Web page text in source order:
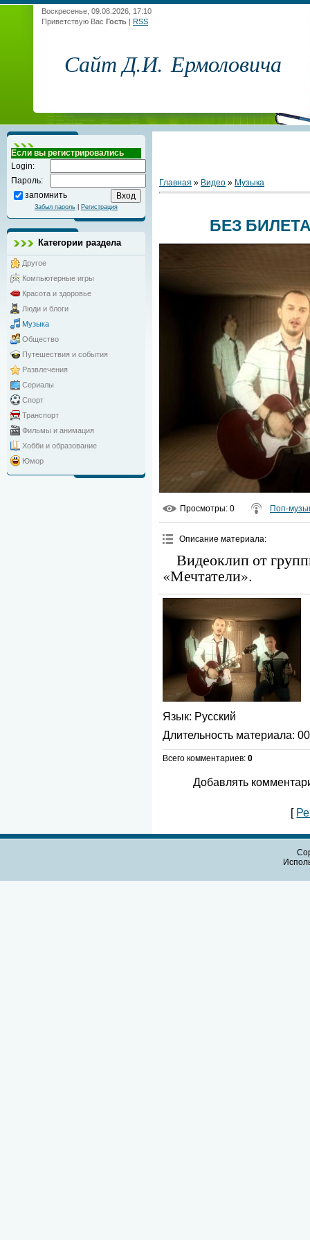
Воскресенье, 09.08.2026, 17:10
Приветствую Вас Гость | RSS
Сайт Д.И. Ермоловича
Если вы регистрировались
Login:
Пароль:
запомнить
Забыл пароль Регистрация
Категории раздела
Другое
Компьютерные игры
Красота и здоровье
Люди и блоги
Музыка
Общество
Путешествия и события
Развлечения
Сериалы
Спорт
Транспорт
Фильмы и анимация
Хобби и образование
Юмор
Главная » Видео » Музыка
БЕЗ БИЛЕТА
Просмотры: 0 Поп-
Описание материала:
Видеоклип от
«Мечтатели».
Язык: Русский
Длительность материала:
Всего комментариев: 0
Добавлять
[